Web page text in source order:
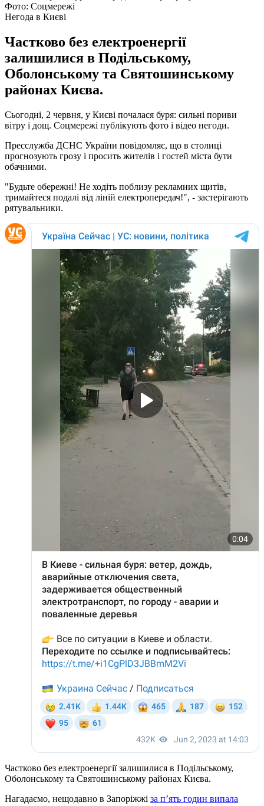
Фото: Соцмережі
Негода в Києві
Частково без електроенергії
залишилися в Подільському,
Оболонському та Святошинському
районах Києва.
Сьогодні, 2 червня, у Києві почалася буря: сильні пориви
вітру і дощ. Соцмережі публікують фото і відео негоди.
Пресслужба ДСНС України повідомляє, що в столиці
прогнозують грозу і просить жителів і гостей міста бути
обачними.
"Будьте обережні! Не ходіть поблизу рекламних щитів,
тримайтеся подалі від ліній електропередач!", - застерігають
рятувальники.
Частково без електроенергії залишилися в Подільському,
Оболонському та Святошинському районах Києва.
Нагадаємо, нещодавно в Запоріжжі за п’ять годин випала